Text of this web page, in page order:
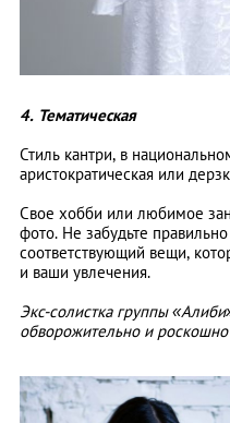
4. Тематическая
Стиль кантри, в
аристократическая или
Свое хобби или любимое
фото. Не забудьте
соответствующий вещи,
и ваши увлечения.
Экс-солистка группы
обворожительно и